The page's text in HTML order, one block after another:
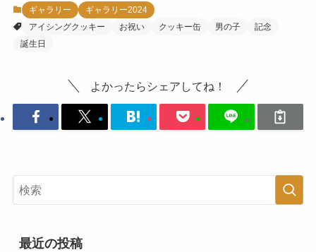
ギャラリー
ギャラリー2024
アイシングクッキー
お祝い クッキー缶 男の子
記念
誕生日
よかったらシェアしてね！
最近の投稿